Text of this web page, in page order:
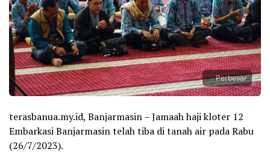
Perbesar
terasbanua.my.id, Banjarmasin – Jamaah haji kloter 12
Embarkasi Banjarmasin telah tiba di tanah air pada Rabu
(26/7/2023).